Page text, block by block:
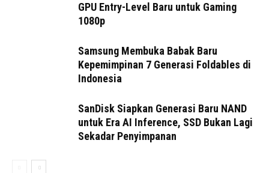
GPU Entry-Level Baru untuk Gaming
1080p
Samsung Membuka Babak Baru
Kepemimpinan 7 Generasi Foldables di
Indonesia
SanDisk Siapkan Generasi Baru NAND
untuk Era AI Inference, SSD Bukan Lagi
Sekadar Penyimpanan